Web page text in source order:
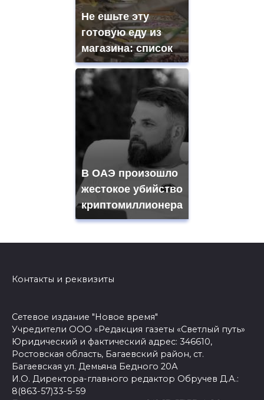
Не ешьте эту
готовую еду из
магазина: список
В ОАЭ произошло
жестокое убийство
криптомиллионера
Контакты и реквизиты
Сетевое издание "Новое время"
Учредители ООО «Редакция газеты «Светлый путь»
Юридический и фактический адрес: 346610,
Ростовская область, Багаевский район, ст.
Багаевская ул. Демьяна Бедного 20А
И.О. Директора-главного редактор Обручев Д.А.:
8(863-57)33-5-59